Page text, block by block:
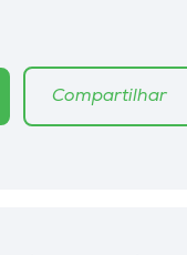
Compartilhar